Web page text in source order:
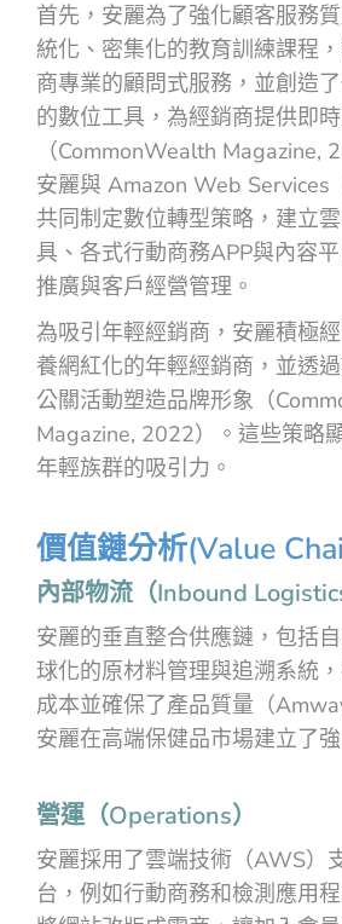
首先，安麗為了強化顧客服務
統化、密集化的教育訓練課程
商專業的顧問式服務，並創造
的數位工具，為經銷商提供即
（CommonWealth Magazine,
安麗與 Amazon Web Services
共同制定數位轉型策略，建立
具、各式行動商務APP與內容
推廣與客戶經營管理。
為吸引年輕經銷商，安麗積極
養網紅化的年輕經銷商，並透
公關活動塑造品牌形象（
Magazine, 2022）。這些策略
年輕族群的吸引力。
價值鏈分析(Value
內部物流（Inbound Logistics
安麗的垂直整合供應鏈，包括
球化的原材料管理與追溯系統
成本並確保了產品質量（
安麗在高端保健品市場建立了
營運（Operations）
安麗採用了雲端技術（AWS）
台，例如行動商務和檢測應用